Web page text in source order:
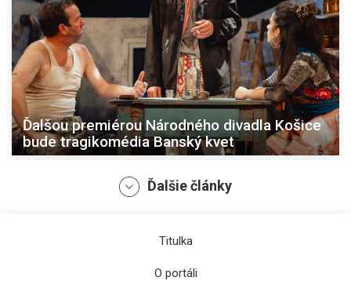
Ďalšou premiérou Národného divadla Košice
bude tragikomédia Banský kvet
Ďalšie články
Titulka
O portáli